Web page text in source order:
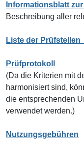
Informationsblatt
Beschreibung aller
Liste der Prüfstellen
Prüfprotokoll
(Da die Kriterien mit
harmonisiert sind,
die entsprechenden
verwendet werden.)
Nutzungsgebühren